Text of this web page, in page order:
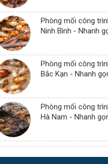
Phòng mối công
Ninh Bình - Nhanh
Phòng mối công
Bắc Kạn - Nhanh
Phòng mối công
Hà Nam - Nhanh